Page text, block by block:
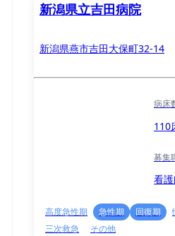
新潟県立吉田病院
新潟県燕市吉田大保町32-14
病床
110
募集
看
高度急性期 急性期 回復期
三次救急
その他